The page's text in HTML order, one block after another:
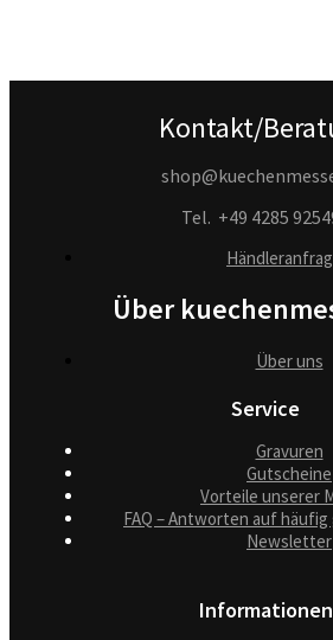
Kontakt/
Tel. +49 4285
Über
Über uns
Service
Gravuren
Gutscheine
Vorteile unserer
FAQ – Antworten auf
Newsletter
Informationen